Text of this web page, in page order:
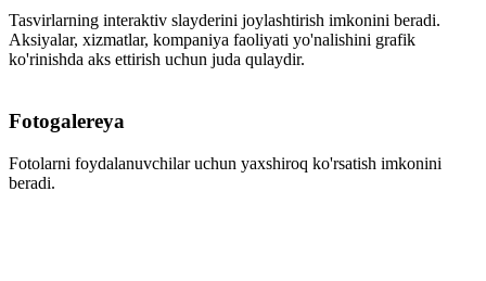
Tasvirlarning interaktiv slayderini joylashtirish imkonini beradi.
Aksiyalar, xizmatlar, kompaniya faoliyati yo'nalishini grafik
ko'rinishda aks ettirish uchun juda qulaydir.
Fotogalereya
Fotolarni foydalanuvchilar uchun yaxshiroq ko'rsatish imkonini
beradi.